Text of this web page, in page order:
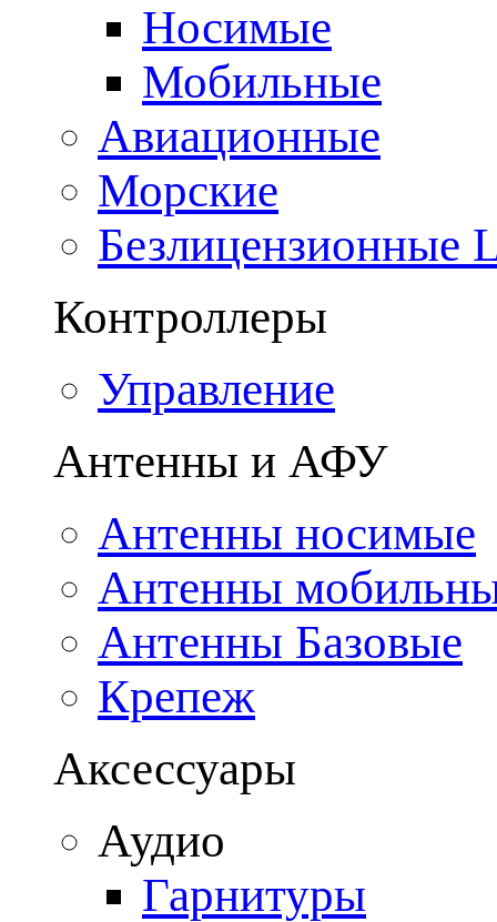
Носимые
Мобильные
Авиационные
Морские
Безлицензионные
Контроллеры
Управление
Антенны и АФУ
Антенны носимые
Антенны
Антенны Базовые
Крепеж
Аксессуары
Аудио
Гарнитуры